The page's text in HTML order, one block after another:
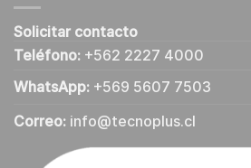
Solicitar contacto
Teléfono: +562 2227 4000
WhatsApp: +569 5607 7503
Correo: info@tecnoplus.cl